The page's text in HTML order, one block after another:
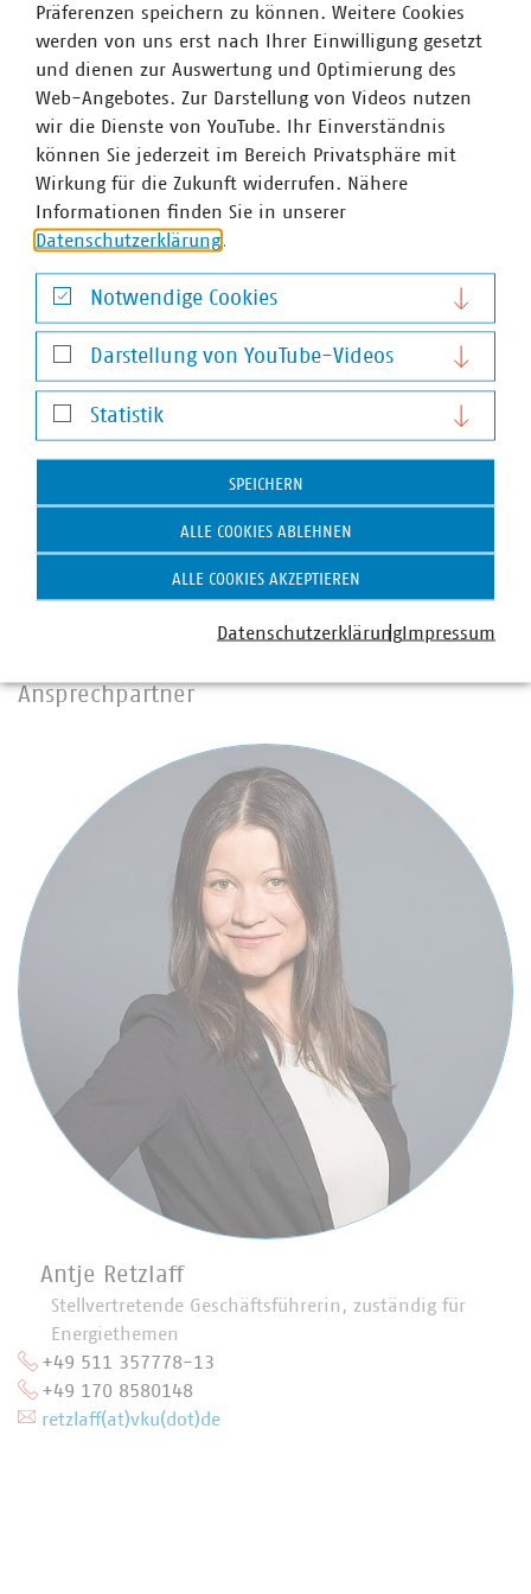
Bundestagsabgeordneten im Wahlkreis zu machen. Wir
empfehlen vorrangig, die Mitglieder des Ausschusses für
Umwelt, Naturschutz, nukleare Sicherheit und
Verbraucherschutz sowie die Mitglieder des Ausschusses
für Klimaschutz und Energie anzufragen. Die Mitglieder
der genannten Ausschüsse können Sie
hiereinsehen.
Sollten in der jeweiligen Region keine Mitglieder der
genannten Ausschüsse ihren Wahlkreis haben, können
Sie selbstverständlich auch die übrigen
Bundestagsabgeordneten aus Ihrem jeweiligen Wahlkreis
ansprechen.
Gerne begleiten wir als VKU Sie bei diesen Terminen
und/oder bereiten diese gemeinsam mit Ihnen inhaltlich
vor. Zeitlich sollten diese Gespräche bis Anfang
September erfolgt sein, um Änderungen zu erreichen.
Für Rückfragen, Hinweise und Unterstützung stehen wir
gerne zur Verfügung. An dieser Stelle sei der Hinweis
erlaubt, dass Sascha Plietzsch vom 25.07. – 07.08.2022
Ansprechpartner
Antje Retzlaff
Stellvertretende Geschäftsführerin, zuständig für
Energiethemen
+49 511 357778-13
+49 170 8580148
retzlaff(at)vku(dot)de
Präferenzen speichern zu können. Weitere Cookies
werden von uns erst nach Ihrer Einwilligung gesetzt
und dienen zur Auswertung und Optimierung des
Web-Angebotes. Zur Darstellung von Videos nutzen
wir die Dienste von YouTube. Ihr Einverständnis
können Sie jederzeit im Bereich Privatsphäre mit
Wirkung für die Zukunft widerrufen. Nähere
Informationen finden Sie in unserer
Datenschutzerklärung
Notwendige Cookies
Notwendige Cookies
Darstellung von YouTube-Videos
Darstellung von YouTube-Videos
Statistik
Statistik
SPEICHERN
ALLE COOKIES ABLEHNEN
ALLE COOKIES AKZEPTIEREN
DatenschutzerklärungImpressum